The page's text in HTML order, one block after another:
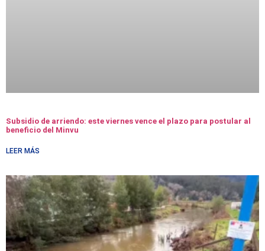
Subsidio de arriendo: este viernes vence el plazo para postular al
beneficio del Minvu
LEER MÁS